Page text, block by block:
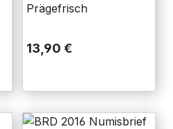
Coinset
Prägefrisch
13,90 €